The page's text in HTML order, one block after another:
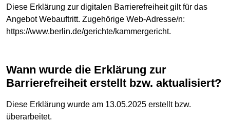
Diese Erklärung zur digitalen Barrierefreiheit gilt für das
Angebot Webauftritt. Zugehörige Web-Adresse/n:
https://www.berlin.de/gerichte/kammergericht.
Wann wurde die Erklärung zur
Barrierefreiheit erstellt bzw. aktualisiert?
Diese Erklärung wurde am 13.05.2025 erstellt bzw.
überarbeitet.